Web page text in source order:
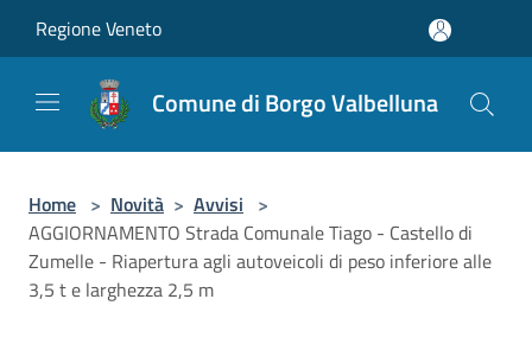
Regione Veneto
Comune di Borgo Valbelluna
Home > Novità > Avvisi >
AGGIORNAMENTO Strada Comunale Tiago - Castello di
Zumelle - Riapertura agli autoveicoli di peso inferiore alle
3,5 t e larghezza 2,5 m